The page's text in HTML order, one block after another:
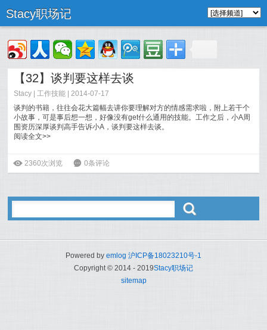
Stacy职场记
【32】谈判要这样去谈
Stacy |工作技能 | 2014-07-17
谈判的书籍，往往会花大篇幅去讲你要理解对方的情感需求啦，附上若干个
小故事，可是事后想一想，好像没有get什么通用的技能。工作之后，小A周
围资历深厚谈判高手告诉小A，谈判要这样去谈。
阅读全文>>
ė 2360次浏览 6 0条评论
ő
Powered by emlog 沪ICP备18023210号-1
Copyright © 2014 - 2019Stacy职场记
sitemap